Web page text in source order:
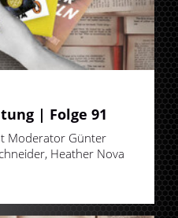
| Folge 91
Moderator Günter
Heather Nova